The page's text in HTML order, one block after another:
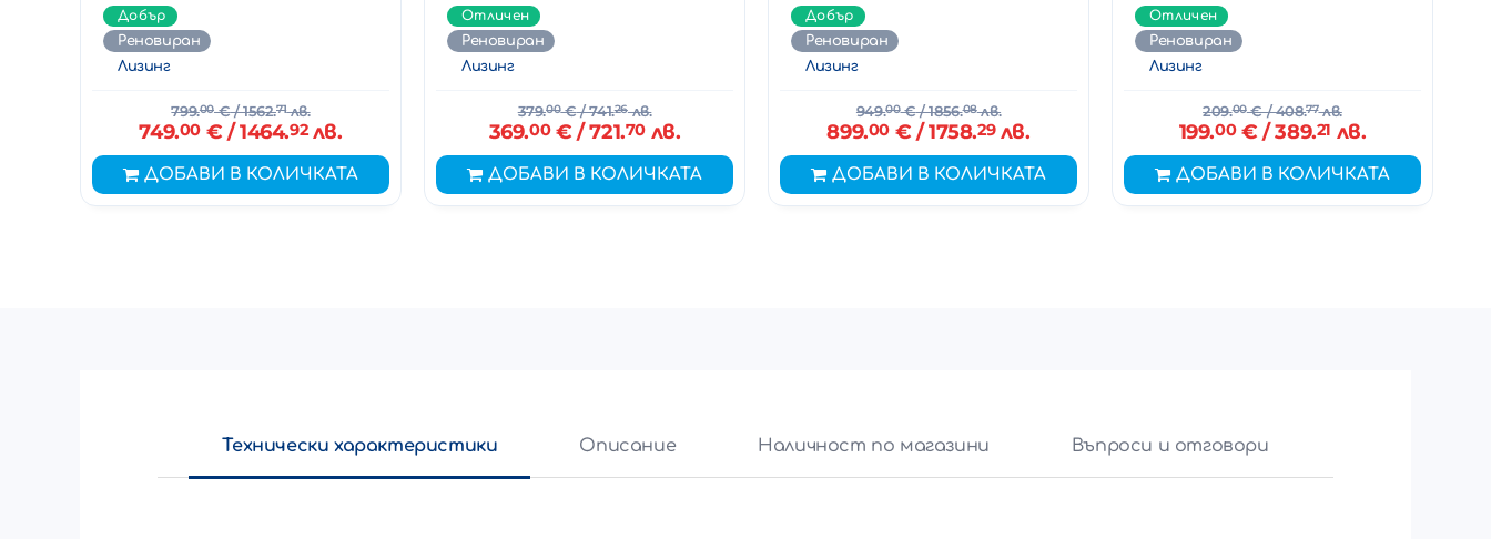
Добър
Реновиран
Лизинг
799.00€/ 1562.71лв.
749.00€ / 1464.92лв.
ДОБАВИ В КОЛИЧКАТА
Отличен
Реновиран
Лизинг
379.00€/ 741.26лв.
369.00€ / 721.70лв.
ДОБАВИ В КОЛИЧКАТА
Добър
Реновиран
Лизинг
949.00€/ 1856.08лв.
899.00€ / 1758.29лв.
ДОБАВИ В КОЛИЧКАТА
Отличен
Реновиран
Лизинг
209.00€/ 408.77лв.
199.00€ / 389.21 лв.
ДОБАВИ В КОЛИЧКАТА
Технически характеристики Описание Наличност по магазини Въпроси и отговори